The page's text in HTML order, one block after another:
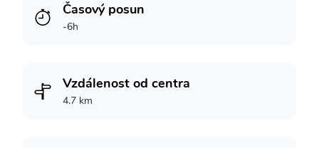
Časový posun
-6h
Vzdálenost od centra
4.7 km